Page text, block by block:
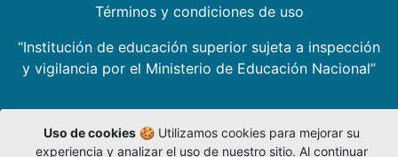
Términos y condiciones de uso
“Institución de educación superior sujeta a inspección
y vigilancia por el Ministerio de Educación Nacional”
Uso de cookies🍪 Utilizamos cookies para mejorar su
experiencia y analizar el uso de nuestro sitio. Al continuar